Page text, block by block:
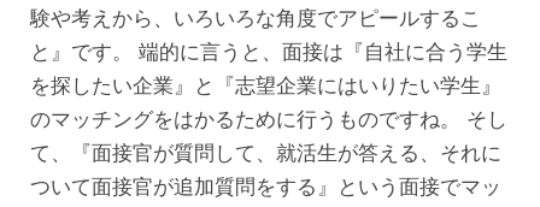
験や考えから、いろいろな角度でアピールするこ
と』です。 端的に言うと、面接は『自社に合う学生
を探したい企業』と『志望企業にはいりたい学生』
のマッチングをはかるために行うものですね。
そし
て、『面接官が質問して、就活生が答える、それに
ついて面接官が追加質問をする』という面接でマッ